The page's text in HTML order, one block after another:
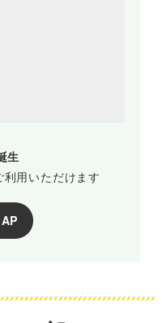
生
用いただけます